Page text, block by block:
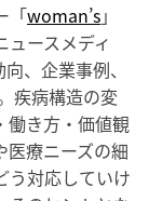
「woman’s」
ースメディ
、企業事例、
疾病構造の変
働き方・価値観
医療ニーズの細
う対応していけ